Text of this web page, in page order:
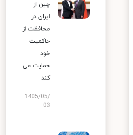
چین از
ایران در
محافظت از
حاکمیت
خود
حمایت می
کند
1405/05/
03